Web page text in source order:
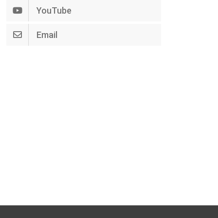
YouTube
Email